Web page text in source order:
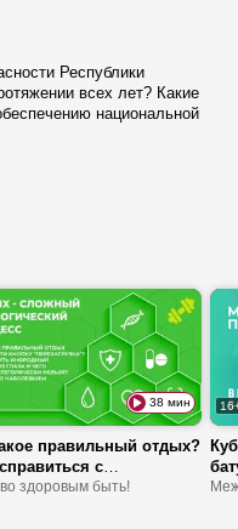
Республики
всех лет? Какие
национальной
38 мин
правильный отдых?
с
| ЛФК
здоровым быть!